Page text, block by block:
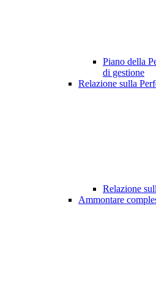
Piano della
di gestione
Relazione sulla
Relazione
Ammontare